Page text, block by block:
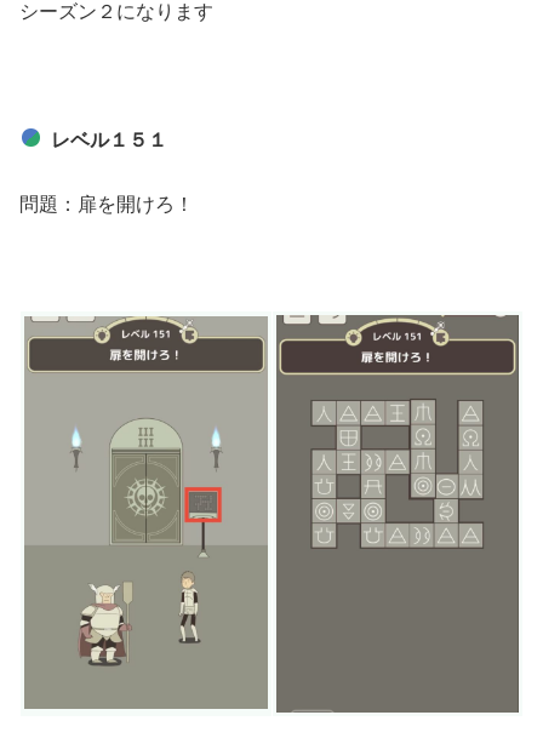
シーズン２になります
レベル１５１
問題：扉を開けろ！